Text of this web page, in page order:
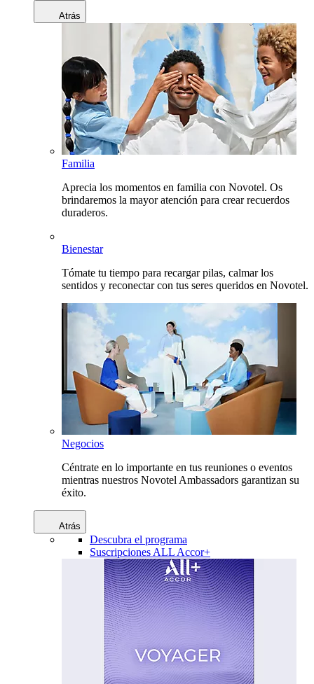
Atrás
Familia
Aprecia los momentos en familia con Novotel. Os
brindaremos la mayor atención para crear recuerdos
duraderos.
Bienestar
Tómate tu tiempo para recargar pilas, calmar los
sentidos y reconectar con tus seres queridos en Novotel.
Negocios
Céntrate en lo importante en tus reuniones o eventos
mientras nuestros Novotel Ambassadors garantizan su
éxito.
Atrás
Descubra el programa
Suscripciones ALL Accor+